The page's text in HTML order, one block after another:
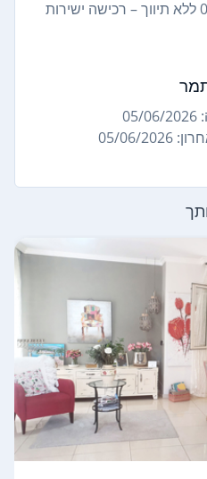
ביקור: תמר – 052-428-4335 ללא תיווך – רכישה ישירות
2026